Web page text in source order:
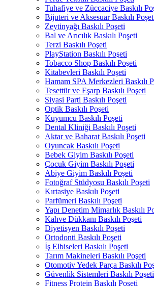
Tuhafiye ve Züccaciye Baskılı
Bijuteri ve Aksesuar Baskılı
Zeytinyağı Baskılı Poşeti
Bal ve Arıcılık Baskılı Poşeti
Terzi Baskılı Poşeti
PlayStation Baskılı Poşeti
Tobacco Shop Baskılı Poşeti
Kitabevleri Baskılı Poşeti
Hamam SPA Merkezleri Baskılı
Tesettür ve Eşarp Baskılı Poşeti
Siyasi Parti Baskılı Poşeti
Optik Baskılı Poşeti
Kuyumcu Baskılı Poşeti
Dental Kliniği Baskılı Poşeti
Aktar ve Baharat Baskılı Poşeti
Oyuncak Baskılı Poşeti
Bebek Giyim Baskılı Poşeti
Çocuk Giyim Baskılı Poşeti
Abiye Giyim Baskılı Poşeti
Fotoğraf Stüdyosu Baskılı Poşeti
Kırtasiye Baskılı Poşeti
Parfümeri Baskılı Poşeti
Yapı Denetim Mimarlık Baskılı
Kahve Dükkanı Baskılı Poşeti
Diyetisyen Baskılı Poşeti
Ortodonti Baskılı Poşeti
İş Elbiseleri Baskılı Poşeti
Tarım Makineleri Baskılı Poşeti
Otomotiv Yedek Parça Baskılı
Güvenlik Sistemleri Baskılı Poşeti
Fitness Protein Baskılı Poşeti